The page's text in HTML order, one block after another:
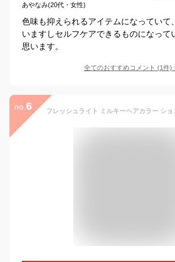
あやなみ(20代・女性)
色味も抑えられるアイテムになっていて
いますしセルフケアできるものになって
思います。
全てのおすすめコメント (1件)
no. 6